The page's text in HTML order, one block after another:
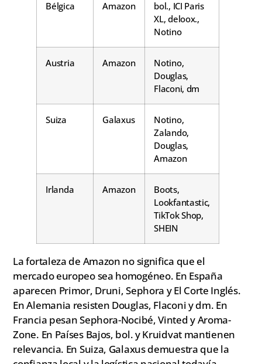
Bélgica Amazon
bol., ICI Paris
XL, deloox.,
Notino
Austria Amazon
Notino,
Douglas,
Flaconi, dm
Suiza Galaxus
Notino,
Zalando,
Douglas,
Amazon
Irlanda Amazon
Boots,
Lookfantastic,
TikTok Shop,
SHEIN
La fortaleza de Amazon no significa que el
mercado europeo sea homogéneo. En España
aparecen Primor, Druni, Sephora y El Corte Inglés.
En Alemania resisten Douglas, Flaconi y dm. En
Francia pesan Sephora-Nocibé, Vinted y Aroma-
Zone. En Países Bajos, bol. y Kruidvat mantienen
relevancia. En Suiza, Galaxus demuestra que la